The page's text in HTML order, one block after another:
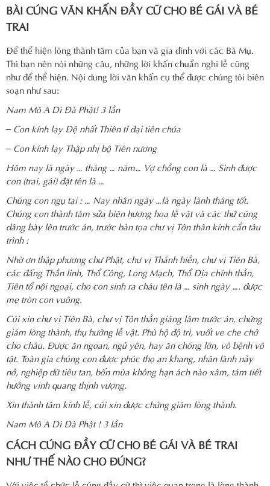
BÀI CÚNG VĂN KHẤN ĐẦY CỮ CHO BÉ GÁI VÀ BÉ
TRAI
Để thể hiện lòng thành tâm của bạn và gia đình với các Bà Mụ.
Thì bạn nên nói những câu, những lời khấn chuẩn nghi lễ cũng
như để thể hiện. Nội dung lời văn khấn cụ thể được chúng tôi biên
soạn như sau:
Nam Mô A Di Đà Phật! 3 lần
– Con kính lạy Đệ nhất Thiên tỉ đại tiên chúa
– Con kính lạy Thập nhị bộ Tiên nương
Hôm nay là ngày … tháng … năm… Vợ chồng con là … Sinh được
con (trai, gái) đặt tên là …
Chúng con ngụ tại : … Nay nhân ngày …là ngày lành tháng tốt.
Chúng con thành tâm sửa biện hương hoa lễ vật và các thứ cúng
dâng bày lên trước án, trước bàn tọa chư vị Tôn thân kính cẩn tâu
trình :
Nhờ ơn thập phương chư Phật, chư vị Thánh hiền, chư vị Tiên Bà,
các đấng Thần linh, Thổ Công, Long Mạch, Thổ Địa chính thần,
Tiên tổ nội ngoại, cho con sinh ra cháu tên là … sinh ngày …. được
mẹ tròn con vuông.
Cúi xin chư vị Tiên Bà, chư vị Tôn thần giáng lâm trước án, chứng
giám lòng thành, thụ hưởng lễ vật. Phù hộ độ trì, vuốt ve che chở
cho cháu. Được ăn ngoan, ngủ yên, hay ăn chóng lớn, vô bệnh vô
tật. Toàn gia chúng con được phúc thọ an khang, nhân lành nảy
nở, nghiệp dữ tiêu tan, bốn mùa không hạn ách nào xâm, tám tiết
hưởng vinh quang thịnh vượng.
Xin thành tâm kính lễ, cúi xin được chứng giám lòng thành.
Nam Mô A Di Đà Phật ! 3 lần
CÁCH CÚNG ĐẦY CỮ CHO BÉ GÁI VÀ BÉ TRAI
NHƯ THẾ NÀO CHO ĐÚNG?